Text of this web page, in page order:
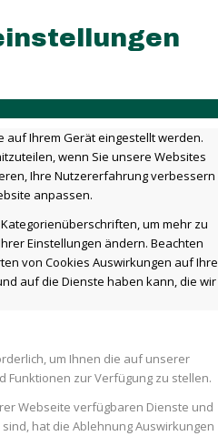
Ihrem Gerät eingestellt werden.
wenn Sie unsere Websites
Ihre Nutzererfahrung verbessern
anpassen.
um mehr zu
Einstellungen ändern. Beachten
von Cookies Auswirkungen auf Ihre
auf die Dienste haben kann, die wir
um Ihnen die auf unserer
zur Verfügung zu stellen.
Webseite verfügbaren Dienste und
hat die Ablehnung Auswirkungen